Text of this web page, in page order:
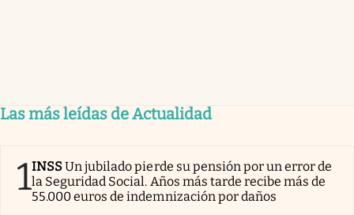
Las más leídas de Actualidad
1INSSUn jubilado pierde su pensión por un error de
la Seguridad Social. Años más tarde recibe más de
55.000 euros de indemnización por daños